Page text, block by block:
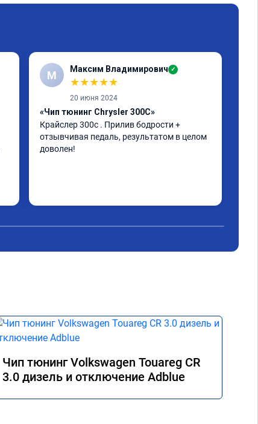
М Максим Владимирович ✓
★★★★★
20 июня 2024
«Чип тюнинг Chrysler 300C»
Крайслер 300с . Прилив бодрости +
отзывчивая педаль, результатом в целом
доволен!
Чип тюнинг Volkswagen Touareg CR
3.0 дизель и отключение Adblue